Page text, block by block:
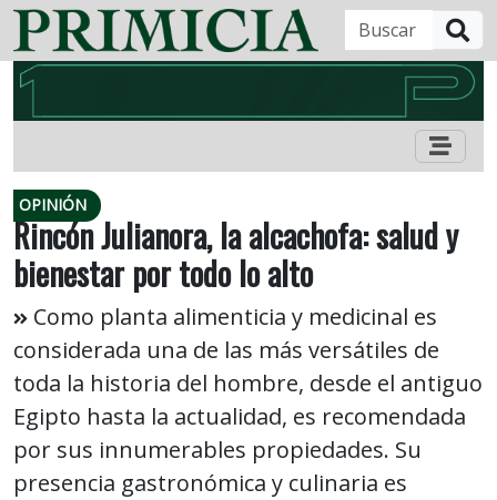
OPINIÓN
Rincón Julianora, la alcachofa: salud y
bienestar por todo lo alto
Como planta alimenticia y medicinal es
considerada una de las más versátiles de
toda la historia del hombre, desde el antiguo
Egipto hasta la actualidad, es recomendada
por sus innumerables propiedades. Su
presencia gastronómica y culinaria es